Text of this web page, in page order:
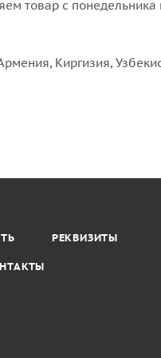
товар с понедельника
Киргизия,
РЕКВИЗИТЫ